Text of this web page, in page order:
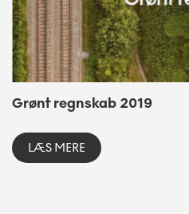
Grønt regnskab 2019
LÆS MERE